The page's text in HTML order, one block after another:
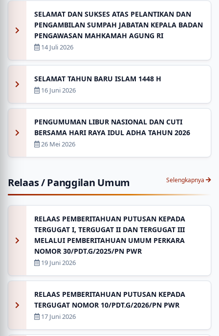
SELAMAT DAN SUKSES ATAS PELANTIKAN DAN
PENGAMBILAN SUMPAH JABATAN KEPALA BADAN
PENGAWASAN MAHKAMAH AGUNG RI
14 Juli 2026
SELAMAT TAHUN BARU ISLAM 1448 H
16 Juni 2026
PENGUMUMAN LIBUR NASIONAL DAN CUTI
BERSAMA HARI RAYA IDUL ADHA TAHUN 2026
26 Mei 2026
Relaas / Panggilan Umum Selengkapnya
RELAAS PEMBERITAHUAN PUTUSAN KEPADA
TERGUGAT I, TERGUGAT II DAN TERGUGAT III
MELALUI PEMBERITAHUAN UMUM PERKARA
NOMOR 30/PDT.G/2025/PN PWR
19 Juni 2026
RELAAS PEMBERITAHUAN PUTUSAN KEPADA
TERGUGAT NOMOR 10/PDT.G/2026/PN PWR
17 Juni 2026